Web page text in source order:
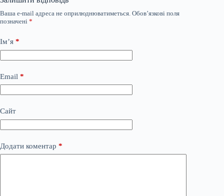
Ваша e-mail адреса не оприлюднюватиметься. Обов’язкові поля
позначені *
Ім’я *
Email *
Сайт
Додати коментар *